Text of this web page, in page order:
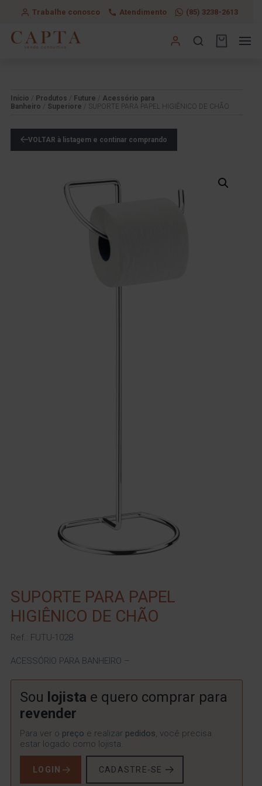
Trabalhe conosco Atendimento (85) 3238-2613
Início Produtos Future
Acessório para
Banheiro
Superiore / SUPORTE PARA PAPEL HIGIÊNICO DE CHÃO
VOLTAR à listagem e continar comprando
SUPORTE PARA PAPEL
HIGIÊNICO DE CHÃO
Ref.: FUTU-1028
ACESSÓRIO PARA BANHEIRO –
Sou lojista e quero comprar para
revender
Para ver o preço e realizar pedidos, você precisa
estar logado como lojista.
LOGIN CADASTRE-SE